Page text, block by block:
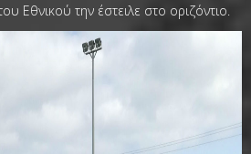
Εθνικού την έστειλε στο οριζόντιο.